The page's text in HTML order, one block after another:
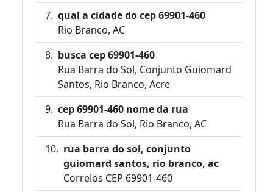
qual a cidade do cep 69901-460
Rio Branco, AC
busca cep 69901-460
Rua Barra do Sol, Conjunto Guiomard
Santos, Rio Branco, Acre
cep 69901-460 nome da rua
Rua Barra do Sol, Rio Branco, AC
rua barra do sol, conjunto
guiomard santos, rio branco, ac
Correios CEP 69901-460